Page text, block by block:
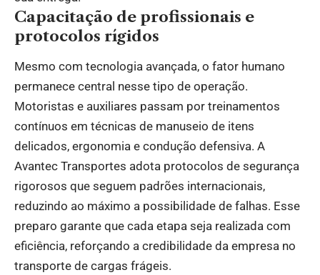
Capacitação de profissionais e
protocolos rígidos
Mesmo com tecnologia avançada, o fator humano
permanece central nesse tipo de operação.
Motoristas e auxiliares passam por treinamentos
contínuos em técnicas de manuseio de itens
delicados, ergonomia e condução defensiva. A
Avantec Transportes adota protocolos de segurança
rigorosos que seguem padrões internacionais,
reduzindo ao máximo a possibilidade de falhas. Esse
preparo garante que cada etapa seja realizada com
eficiência, reforçando a credibilidade da empresa no
transporte de cargas frágeis.